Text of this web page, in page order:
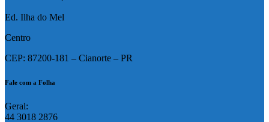
Ed. Ilha do Mel
Centro
CEP: 87200-181 – Cianorte – PR
Fale com a Folha
Geral:
44 3018 2876